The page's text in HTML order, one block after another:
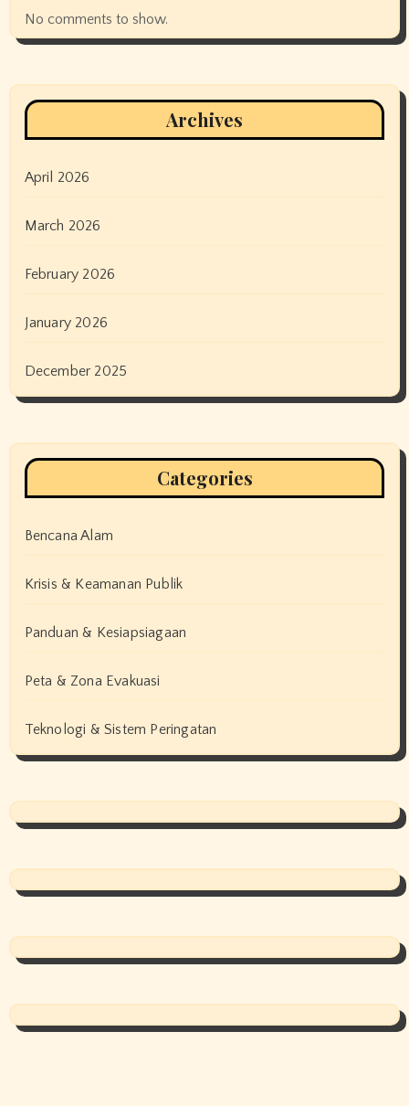
No comments to show.
Archives
April 2026
March 2026
February 2026
January 2026
December 2025
Categories
Bencana Alam
Krisis & Keamanan Publik
Panduan & Kesiapsiagaan
Peta & Zona Evakuasi
Teknologi & Sistem Peringatan